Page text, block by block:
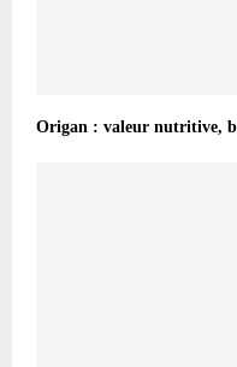
Origan : valeur nutritive,